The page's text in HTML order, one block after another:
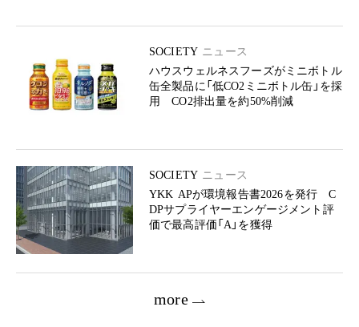
SOCIETY ニュース
ハウスウェルネスフーズがミニボトル
缶全製品に「低CO2ミニボトル缶」を採
用 CO2排出量を約50%削減
SOCIETY ニュース
YKK APが環境報告書2026を発行 C
DPサプライヤーエンゲージメント評
価で最高評価「A」を獲得
more